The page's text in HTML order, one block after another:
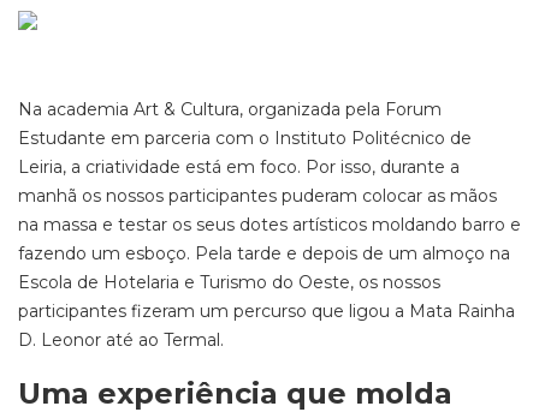
Na academia Art & Cultura, organizada pela Forum
Estudante em parceria com o Instituto Politécnico de
Leiria, a criatividade está em foco. Por isso, durante a
manhã os nossos participantes puderam colocar as mãos
na massa e testar os seus dotes artísticos moldando barro e
fazendo um esboço. Pela tarde e depois de um almoço na
Escola de Hotelaria e Turismo do Oeste, os nossos
participantes fizeram um percurso que ligou a Mata Rainha
D. Leonor até ao Termal.
Uma experiência que molda